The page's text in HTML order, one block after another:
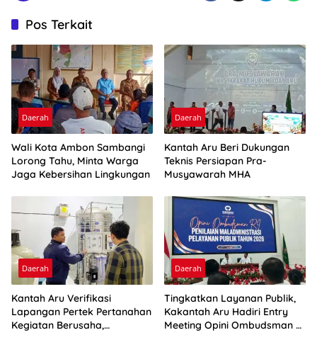
Pos Terkait
Daerah
Wali Kota Ambon Sambangi
Lorong Tahu, Minta Warga
Jaga Kebersihan Lingkungan
Daerah
Kantah Aru Beri Dukungan
Teknis Persiapan Pra-
Musyawarah MHA
Daerah
Kantah Aru Verifikasi
Lapangan Pertek Pertanahan
Kegiatan Berusaha,
Daerah
Tingkatkan Layanan Publik,
Kakantah Aru Hadiri Entry
Meeting Opini Ombudsman RI